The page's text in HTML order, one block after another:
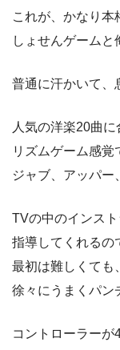
これが、かなり本
しょせんゲームと
普通に汗かいて、
人気の洋楽20曲に
リズムゲーム感覚
ジャブ、アッパー
TVの中のインスト
指導してくれるの
最初は難しくても、
徐々にうまくパン
コントローラーが